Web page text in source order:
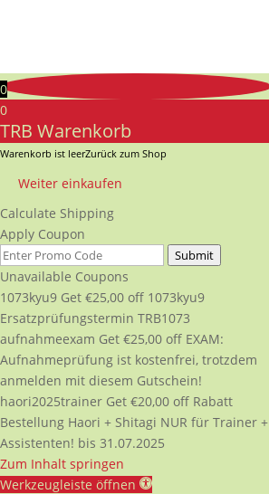
0
0
TRB Warenkorb
Warenkorb ist leerZurück zum Shop
Weiter einkaufen
Calculate Shipping
Apply Coupon
Submit
Unavailable Coupons
1073kyu9 Get €25,00 off 1073kyu9
Ersatzprüfungstermin TRB1073
aufnahmeexam Get €25,00 off EXAM:
Aufnahmeprüfung ist kostenfrei, trotzdem
anmelden mit diesem Gutschein!
haori2025trainer Get €20,00 off Rabatt
Bestellung Haori + Shitagi NUR für Trainer +
Assistenten! bis 31.07.2025
Zum Inhalt springen
Werkzeugleiste öffnen